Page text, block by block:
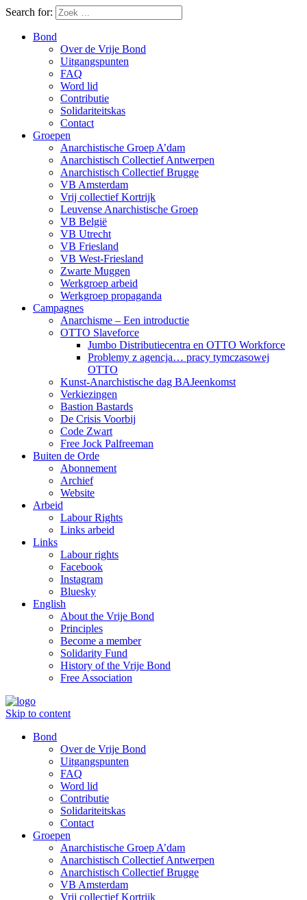
Search for:
Bond
Over de Vrije Bond
Uitgangspunten
FAQ
Word lid
Contributie
Solidariteitskas
Contact
Groepen
Anarchistische Groep A’dam
Anarchistisch Collectief Antwerpen
Anarchistisch Collectief Brugge
VB Amsterdam
Vrij collectief Kortrijk
Leuvense Anarchistische Groep
VB België
VB Utrecht
VB Friesland
VB West-Friesland
Zwarte Muggen
Werkgroep arbeid
Werkgroep propaganda
Campagnes
Anarchisme – Een introductie
OTTO Slaveforce
Jumbo Distributiecentra en OTTO Workforce
Problemy z agencja… pracy tymczasowej
OTTO
Kunst-Anarchistische dag BAJeenkomst
Verkiezingen
Bastion Bastards
De Crisis Voorbij
Code Zwart
Free Jock Palfreeman
Buiten de Orde
Abonnement
Archief
Website
Arbeid
Labour Rights
Links arbeid
Links
Labour rights
Facebook
Instagram
Bluesky
English
About the Vrije Bond
Principles
Become a member
Solidarity Fund
History of the Vrije Bond
Free Association
Skip to content
Bond
Over de Vrije Bond
Uitgangspunten
FAQ
Word lid
Contributie
Solidariteitskas
Contact
Groepen
Anarchistische Groep A’dam
Anarchistisch Collectief Antwerpen
Anarchistisch Collectief Brugge
VB Amsterdam
Vrij collectief Kortrijk